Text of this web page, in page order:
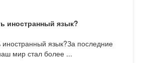
иностранный язык?
иностранный язык?За последние
мир стал более ...